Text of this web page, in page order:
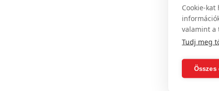
Cookie-
valamint a
Tudj meg
Összes